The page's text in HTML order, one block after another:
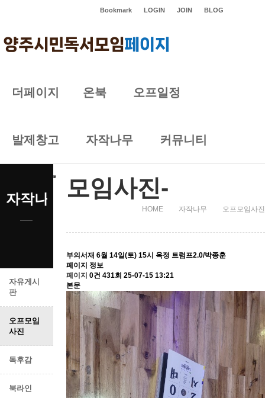
BLOG
JOIN
LOGIN
Bookmark
더페이지 온북 오프일정
발제창고 자작나무 커뮤니티
자작나무
모임사진-
HOME 자작나무 오프모임사진
부의서재 6월 14일(토) 15시 옥정 트럼프2.0/박종훈
페이지 정보
페이지 0건 431회 25-07-15 13:21
본문
자작나무
자유게시
판
오프모임
사진
독후감
북라인